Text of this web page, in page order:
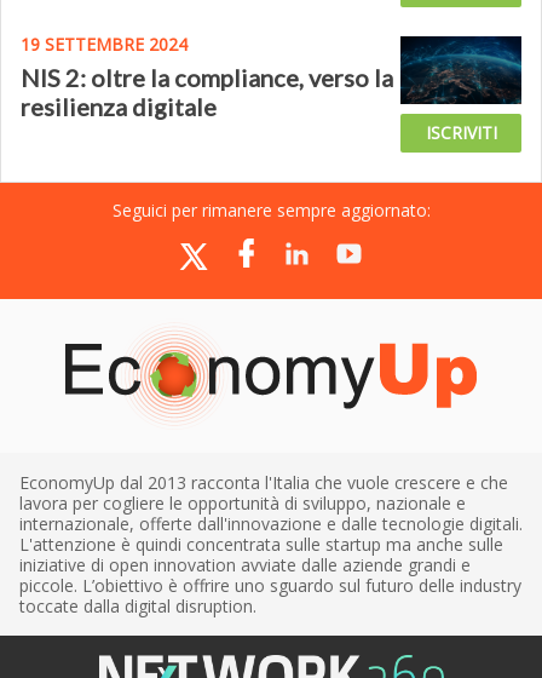
19 SETTEMBRE 2024
NIS 2: oltre la compliance, verso la
resilienza digitale
ISCRIVITI
Seguici per rimanere sempre aggiornato:
EconomyUp dal 2013 racconta l'Italia che vuole crescere e che
lavora per cogliere le opportunità di sviluppo, nazionale e
internazionale, offerte dall'innovazione e dalle tecnologie digitali.
L'attenzione è quindi concentrata sulle startup ma anche sulle
iniziative di open innovation avviate dalle aziende grandi e
piccole. L’obiettivo è offrire uno sguardo sul futuro delle industry
toccate dalla digital disruption.